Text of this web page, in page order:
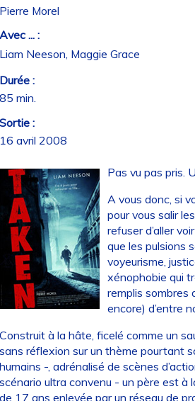
Morel
... :
Neeson, Maggie Grace
:
min.
:
avril 2008
Pas vu pas pris.
A vous donc, si
pour vous salir
refuser d’aller
que les pulsions
voyeurisme,
xénophobie qui
remplis sombres
encore) d’entre
à la hâte, ficelé comme un
réflexion sur un thème pourtant
-, adrénalisé de scènes
ultra convenu - un père est à
17 ans enlevée par un réseau de